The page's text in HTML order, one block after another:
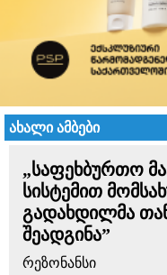
ახალი ამბები
„საფეხბურთო
სისტემით
გადახდილმა
შეადგინა”
რეზონანსი